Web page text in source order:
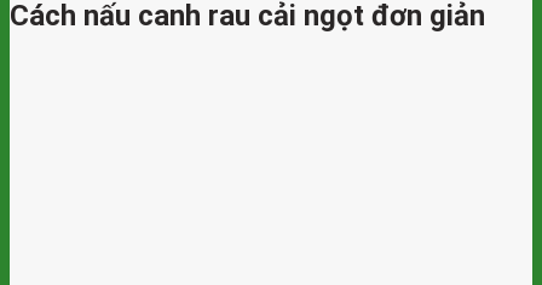
Cách nấu canh rau cải ngọt đơn giản